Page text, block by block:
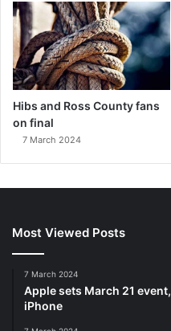
Hibs and Ross County fans
on final
7 March 2024
Most Viewed Posts
7 March 2024
Apple sets March 21
iPhone